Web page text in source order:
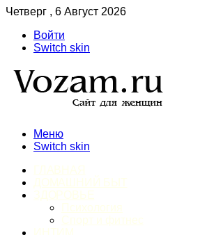
Четверг , 6 Август 2026
Войти
Switch skin
Меню
Switch skin